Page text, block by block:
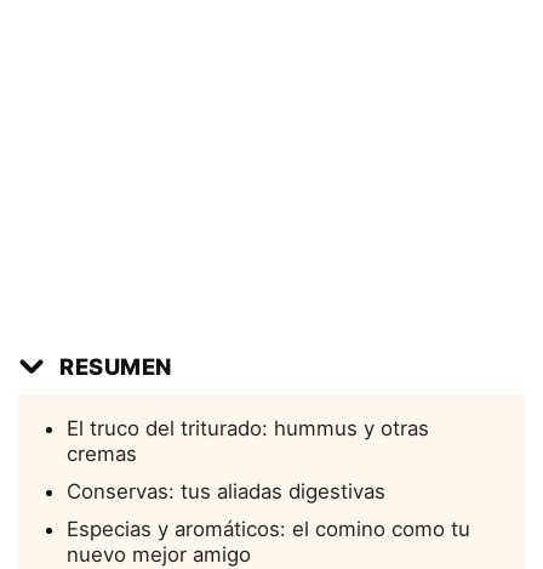
RESUMEN
El truco del triturado: hummus y otras
cremas
Conservas: tus aliadas digestivas
Especias y aromáticos: el comino como tu
nuevo mejor amigo